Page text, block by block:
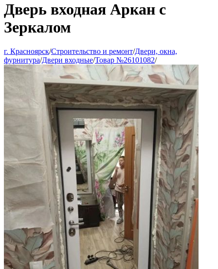
Дверь входная Аркан с
Зеркалом
г. Красноярск/Строительство и ремонт/Двери, окна,
фурнитура/Двери входные/Товар №26101082/